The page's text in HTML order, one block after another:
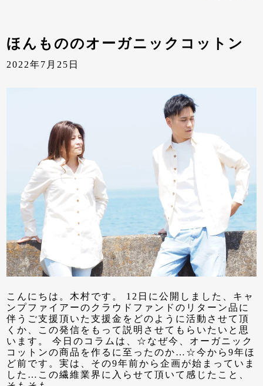
ほんもののオーガニックコットン
2022年7月25日
こんにちは。木村です。 12日に公開しました、キャ
ンプファイアーのクラウドファンドのリターン品に
伴うご支援頂いた支援金をどのように活動させて頂
くか、この発信をもって説明させてもらいたいと思
います。 今日のコラムは、☆なぜ今、オーガニック
コットンの商品を作るに至ったのか…☆今から9年ほ
ど前です。実は、その9年前から企画が始まっていま
した…この繊維業界に入らせて頂いて感じたこと、